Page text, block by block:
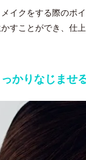
イクをする際のポ
すことができ、仕
かりなじませ